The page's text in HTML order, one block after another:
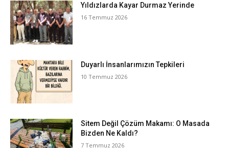
Yıldızlarda Kayar Durmaz Yerinde
16 Temmuz 2026
Duyarlı İnsanlarımızın Tepkileri
10 Temmuz 2026
Sitem Değil Çözüm Makamı: O Masada
Bizden Ne Kaldı?
7 Temmuz 2026